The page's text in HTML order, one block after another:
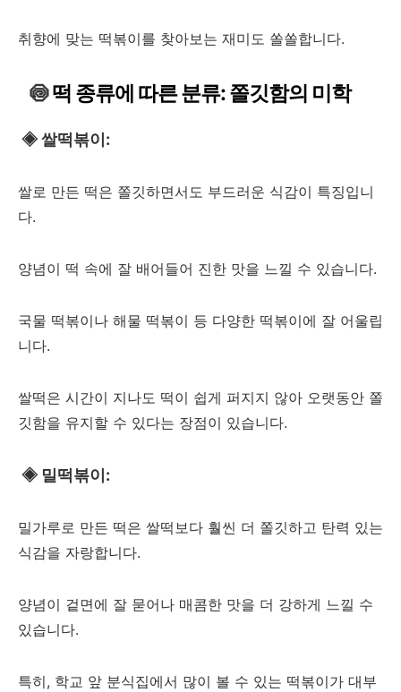
취향에 맞는 떡볶이를 찾아보는 재미도 쏠쏠합니다.
🍥떡 종류에 따른 분류: 쫄깃함의 미학
◈ 쌀떡볶이:
쌀로 만든 떡은 쫄깃하면서도 부드러운 식감이 특징입니
다.
양념이 떡 속에 잘 배어들어 진한 맛을 느낄 수 있습니다.
국물 떡볶이나 해물 떡볶이 등 다양한 떡볶이에 잘 어울립
니다.
쌀떡은 시간이 지나도 떡이 쉽게 퍼지지 않아 오랫동안 쫄
깃함을 유지할 수 있다는 장점이 있습니다.
◈ 밀떡볶이:
밀가루로 만든 떡은 쌀떡보다 훨씬 더 쫄깃하고 탄력 있는
식감을 자랑합니다.
양념이 겉면에 잘 묻어나 매콤한 맛을 더 강하게 느낄 수
있습니다.
특히, 학교 앞 분식집에서 많이 볼 수 있는 떡볶이가 대부